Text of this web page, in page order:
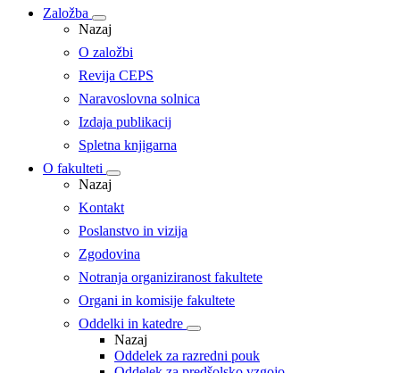
Založba
Nazaj
O založbi
Revija CEPS
Naravoslovna solnica
Izdaja publikacij
Spletna knjigarna
O fakulteti
Nazaj
Kontakt
Poslanstvo in vizija
Zgodovina
Notranja organiziranost fakultete
Organi in komisije fakultete
Oddelki in katedre
Nazaj
Oddelek za razredni pouk